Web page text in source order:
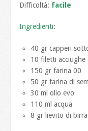
Difficoltà: facile
Ingredienti:
40 gr capperi
10 filetti acciughe
150 gr farina 00
50 gr farina di
30 ml olio evo
110 ml acqua
8 gr lievito di